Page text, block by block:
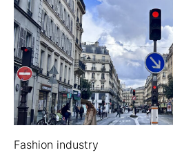
Fashion industry